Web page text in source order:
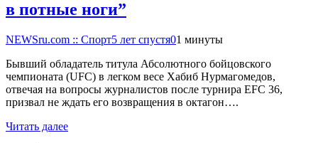
в потные ноги”
NEWSru.com :: Спорт5 лет спустя01 минуты
Бывший обладатель титула Абсолютного бойцовского
чемпионата (UFC) в легком весе Хабиб Нурмагомедов,
отвечая на вопросы журналистов после турнира EFC 36,
призвал не ждать его возвращения в октагон….
Читать далее